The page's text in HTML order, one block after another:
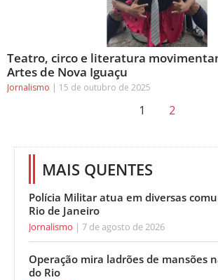
Teatro, circo e literatura
Artes de Nova Iguaçu
Jornalismo 15 de outubro de 2025
1 2
MAIS QUENTES
Polícia Militar atua em diversas
Rio de Janeiro
Jornalismo 7 de agosto de 2026
Operação mira ladrões de mansões
do Rio